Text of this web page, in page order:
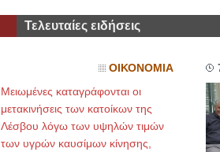
Τελευταίες ειδήσεις
ΟΙΚΟΝΟΜΙΑ
Μειωμένες καταγράφονται οι
μετακινήσεις των κατοίκων της
Λέσβου λόγω των υψηλών τιμών
των υγρών καυσίμων κίνησης,